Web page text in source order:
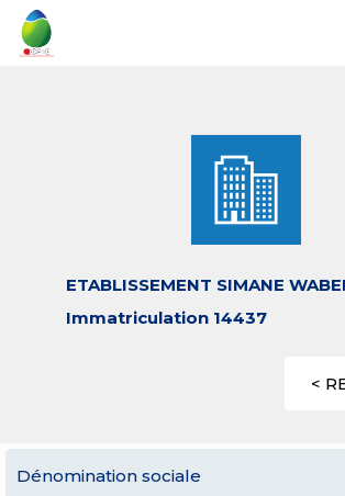
ETABLISSEMENT SIMANE
Immatriculation 14437
<
Dénomination sociale